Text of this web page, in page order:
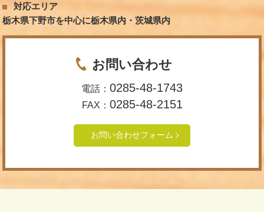
対応エリア
栃木県下野市を中心に栃木県内・茨城県内
お問い合わせ
電話： 0285-48-1743
FAX： 0285-48-2151
お問い合わせフォーム